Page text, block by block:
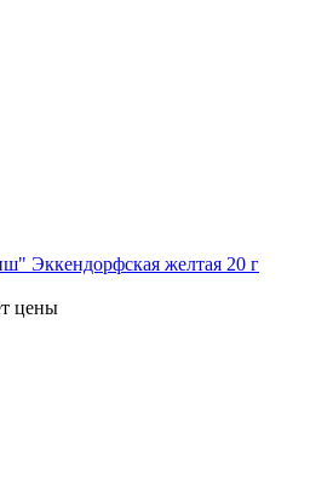
Эккендорфская желтая 20 г
цены